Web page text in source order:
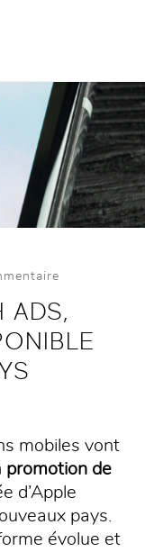
ADS,
mobiles vont
promotion de
d’Apple
pays.
évolue et